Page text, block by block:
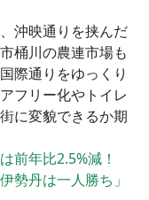
沖映通りを挟んだ
桶川の農連市場も
際通りをゆっくり
フリー化やトイレ
に変貌できるか期
前年比2.5%減！
勢丹は一人勝ち」